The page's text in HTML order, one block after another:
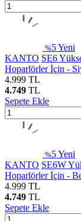
%5Yeni
KANTO SE6
Hoparlörler İçin -
4.999 TL
4.749 TL
Sepete Ekle
%5Yeni
KANTO SE6W
Hoparlörler İçin -
4.999 TL
4.749 TL
Sepete Ekle